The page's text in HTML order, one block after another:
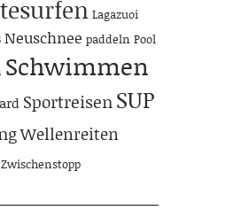
Lagazuoi
Neuschnee paddeln Pool
Schwimmen
SportreisenSUP
Wellenreiten
Zwischenstopp